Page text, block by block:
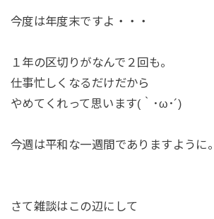
今度は年度末ですよ・・・
１年の区切りがなんで２回も。
仕事忙しくなるだけだから
やめてくれって思います(｀･ω･´)
今週は平和な一週間でありますように。
さて雑談はこの辺にして